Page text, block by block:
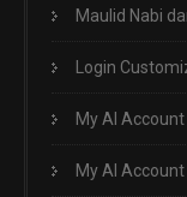
Maulid Nabi
Login
My AI Account
My AI Account